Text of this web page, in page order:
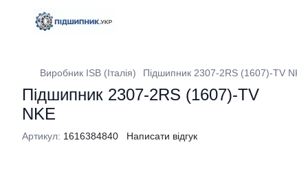
Виробник ISB (Італія) Підшипник 2307-2RS (1607)-TV NKE
Підшипник 2307-2RS (1607)-TV
NKE
Артикул: 1616384840 Написати відгук